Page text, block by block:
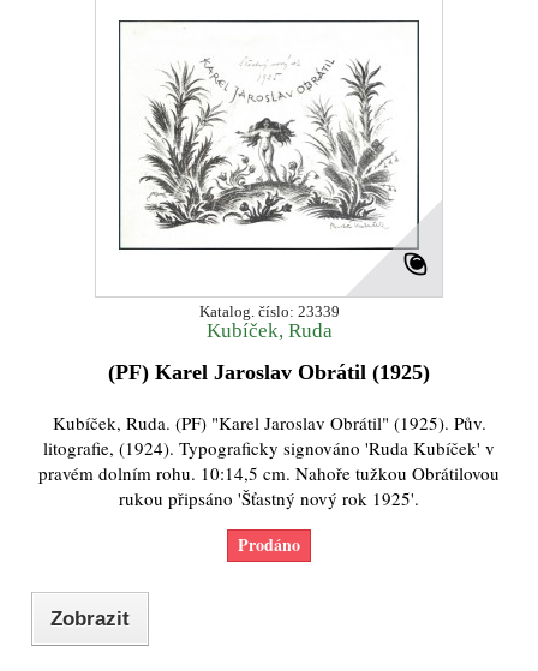
Katalog. číslo: 23339
Kubíček, Ruda
(PF) Karel Jaroslav Obrátil (1925)
Kubíček, Ruda. (PF) "Karel Jaroslav Obrátil" (1925). Pův.
litografie, (1924). Typograficky signováno 'Ruda Kubíček' v
pravém dolním rohu. 10:14,5 cm. Nahoře tužkou Obrátilovou
rukou připsáno 'Šťastný nový rok 1925'.
Prodáno
Zobrazit